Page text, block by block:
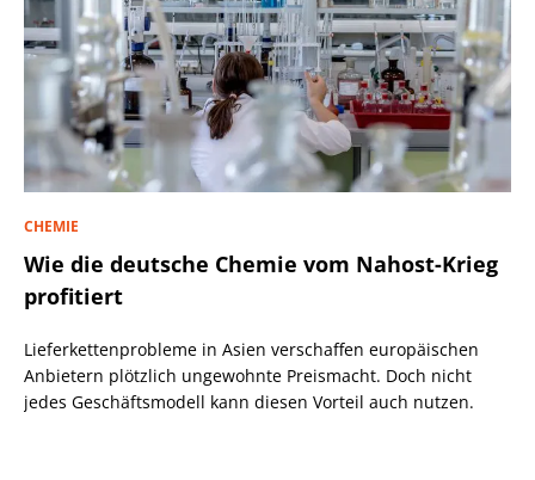
CHEMIE
Wie die deutsche Chemie vom Nahost-Krieg
profitiert
Lieferkettenprobleme in Asien verschaffen europäischen
Anbietern plötzlich ungewohnte Preismacht. Doch nicht
jedes Geschäftsmodell kann diesen Vorteil auch nutzen.